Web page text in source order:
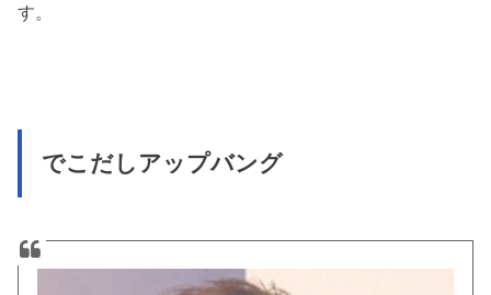
す。
でこだしアップバング